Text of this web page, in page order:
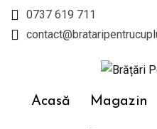
Skip
0737 619 711
Acasă Magazin